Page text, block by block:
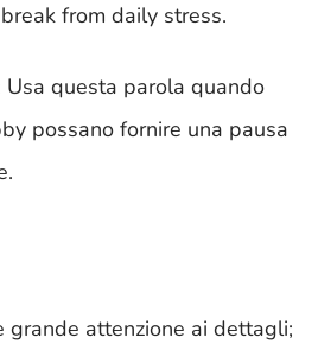
from daily stress.
questa parola quando
possano fornire una pausa
grande attenzione ai dettagli;